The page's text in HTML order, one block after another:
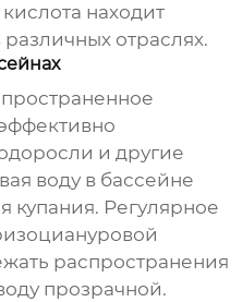
находит
отраслях.
и другие
воду в бассейне
купания. Регулярное
распространения
прозрачной.